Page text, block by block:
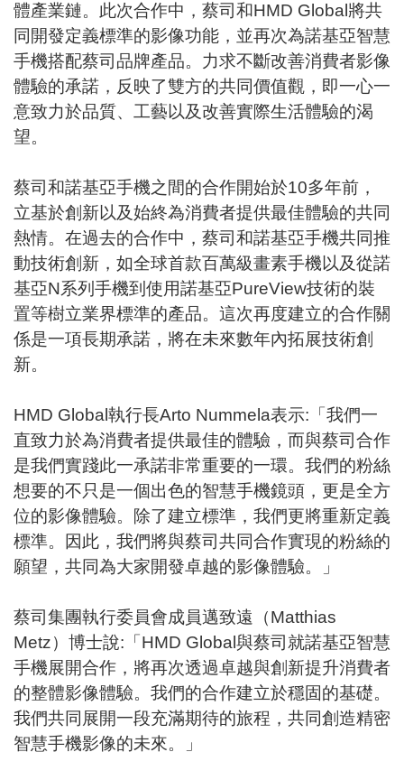
體產業鏈。此次合作中，蔡司和HMD Global將共
同開發定義標準的影像功能，並再次為諾基亞智慧
手機搭配蔡司品牌產品。力求不斷改善消費者影像
體驗的承諾，反映了雙方的共同價值觀，即一心一
意致力於品質、工藝以及改善實際生活體驗的渴
望。
蔡司和諾基亞手機之間的合作開始於10多年前，
立基於創新以及始終為消費者提供最佳體驗的共同
熱情。在過去的合作中，蔡司和諾基亞手機共同推
動技術創新，如全球首款百萬級畫素手機以及從諾
基亞N系列手機到使用諾基亞PureView技術的裝
置等樹立業界標準的產品。這次再度建立的合作關
係是一項長期承諾，將在未來數年內拓展技術創
新。
HMD Global執行長Arto Nummela表示:「我們一
直致力於為消費者提供最佳的體驗，而與蔡司合作
是我們實踐此一承諾非常重要的一環。我們的粉絲
想要的不只是一個出色的智慧手機鏡頭，更是全方
位的影像體驗。除了建立標準，我們更將重新定義
標準。因此，我們將與蔡司共同合作實現的粉絲的
願望，共同為大家開發卓越的影像體驗。」
蔡司集團執行委員會成員邁致遠（Matthias
Metz）博士說:「HMD Global與蔡司就諾基亞智慧
手機展開合作，將再次透過卓越與創新提升消費者
的整體影像體驗。我們的合作建立於穩固的基礎。
我們共同展開一段充滿期待的旅程，共同創造精密
智慧手機影像的未來。」